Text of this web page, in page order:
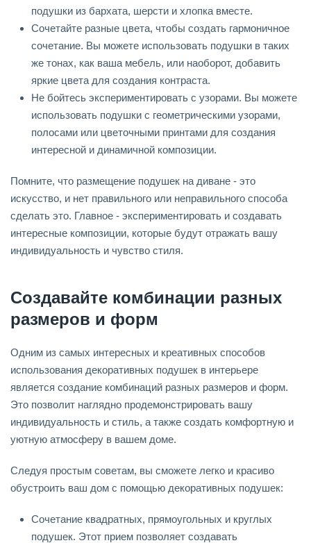
подушки из бархата, шерсти и хлопка вместе.
Сочетайте разные цвета, чтобы создать гармоничное
сочетание. Вы можете использовать подушки в таких
же тонах, как ваша мебель, или наоборот, добавить
яркие цвета для создания контраста.
Не бойтесь экспериментировать с узорами. Вы можете
использовать подушки с геометрическими узорами,
полосами или цветочными принтами для создания
интересной и динамичной композиции.
Помните, что размещение подушек на диване - это
искусство, и нет правильного или неправильного способа
сделать это. Главное - экспериментировать и создавать
интересные композиции, которые будут отражать вашу
индивидуальность и чувство стиля.
Создавайте комбинации разных
размеров и форм
Одним из самых интересных и креативных способов
использования декоративных подушек в интерьере
является создание комбинаций разных размеров и форм.
Это позволит наглядно продемонстрировать вашу
индивидуальность и стиль, а также создать комфортную и
уютную атмосферу в вашем доме.
Следуя простым советам, вы сможете легко и красиво
обустроить ваш дом с помощью декоративных подушек:
Сочетание квадратных, прямоугольных и круглых
подушек. Этот прием позволяет создавать